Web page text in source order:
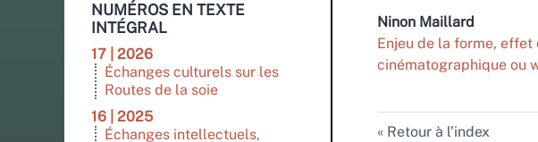
NUMÉROS EN TEXTE
INTÉGRAL
17 | 2026
Échanges culturels sur les
Routes de la soie
16 | 2025
Échanges intellectuels,
Ninon Maillard
Enjeu de la forme,
cinématographique ou
Retour à l’index